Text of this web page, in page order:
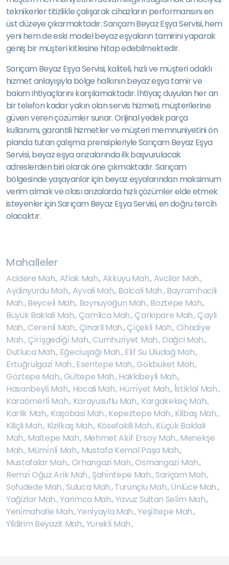
teknikerler titizlikle çalışarak cihazların performansını en
üst düzeye çıkarmaktadır. Sarıçam Beyaz Eşya Servisi, hem
yeni hem de eski model beyaz eşyaların tamirini yaparak
geniş bir müşteri kitlesine hitap edebilmektedir.
Sarıçam Beyaz Eşya Servisi, kaliteli, hızlı ve müşteri odaklı
hizmet anlayışıyla bölge halkının beyaz eşya tamir ve
bakım ihtiyaçlarını karşılamaktadır. İhtiyaç duyulan her an
bir telefon kadar yakın olan servis hizmeti, müşterilerine
güven veren çözümler sunar. Orijinal yedek parça
kullanımı, garantili hizmetler ve müşteri memnuniyetini ön
planda tutan çalışma prensipleriyle Sarıçam Beyaz Eşya
Servisi, beyaz eşya arızalarında ilk başvurulacak
adreslerden biri olarak öne çıkmaktadır. Sarıçam
bölgesinde yaşayanlar için beyaz eşyalarından maksimum
verim almak ve olası arızalarda hızlı çözümler elde etmek
isteyenler için Sarıçam Beyaz Eşya Servisi, en doğru tercih
olacaktır.
Mahalleler
Acidere Mah.,Aflak Mah.,Akkuyu Mah.,Avcilar Mah.,
Aydinyurdu Mah.,Ayvali Mah.,Balcali Mah.,Bayramhacili
Mah.,Beyceli̇ Mah., Boynuyoğun Mah.,Boztepe Mah.,
Büyük Baklali Mah.,Çamlica Mah.,Çarkipare Mah.,Çayli
Mah.,Cerenli̇ Mah.,Çinarli Mah.,Çi̇çekli̇ Mah.,Ci̇hadi̇ye
Mah.,Çi̇ri̇şgedi̇ği̇ Mah.,Cumhuri̇yet Mah.,Dağci Mah.,
Dutluca Mah., Eğeci̇uşaği Mah.,Eli̇f Su Uludağ Mah.,
Ertuğrulgazi̇ Mah.,Esentepe Mah.,Gökbuket Mah.,
Göztepe Mah.,Gültepe Mah.,Hakkibeyli̇ Mah.,
Hasanbeyli̇ Mah., Hocali Mah.,Hürri̇yet Mah., İ̇sti̇klal Mah.,
Karaömerli̇ Mah., Karayusuflu Mah., Kargakekeç Mah.,
Karlik Mah., Kaşobasi Mah.,Kepeztepe Mah.,Kilbaş Mah.,
Kiliçli Mah., Kizilkaş Mah., Kösefakili Mah.,Küçük Baklali
Mah.,Maltepe Mah., Mehmet Aki̇f Ersoy Mah.,Menekşe
Mah.,Mümi̇nli̇ Mah., Mustafa Kemal Paşa Mah.,
Mustafalar Mah.,Orhangazi̇ Mah.,Osmangazi̇ Mah.,
Remzi̇ Oğuz Arik Mah.,Şahi̇ntepe Mah.,Sariçam Mah.,
Sofudede Mah.,Suluca Mah.,Turunçlu Mah.,Ünlüce Mah.,
Yağizlar Mah.,Yarimca Mah.,Yavuz Sultan Seli̇m Mah.,
Yeni̇mahalle Mah.,Yeni̇yayla Mah.,Yeşi̇ltepe Mah.,
Yildirim Beyazit Mah.,Yürekli̇ Mah.,